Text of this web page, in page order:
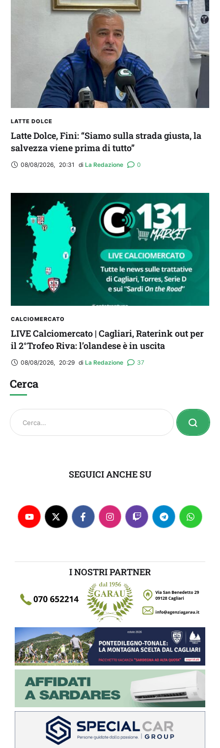
LATTE DOLCE
Latte Dolce, Fini: “Siamo sulla strada giusta, la
salvezza viene prima di tutto”
08/08/2026, 20:31 di La Redazione 0
CALCIOMERCATO
LIVE Calciomercato | Cagliari, Raterink out per
il 2°Trofeo Riva: l’olandese è in uscita
08/08/2026, 20:29 di La Redazione 37
Cerca
SEGUICI ANCHE SU
I NOSTRI PARTNER